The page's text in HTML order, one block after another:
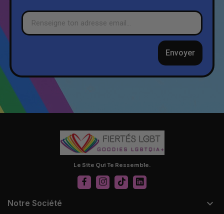
Envoyer
Le Site Qui Te Ressemble.
Notre Société 